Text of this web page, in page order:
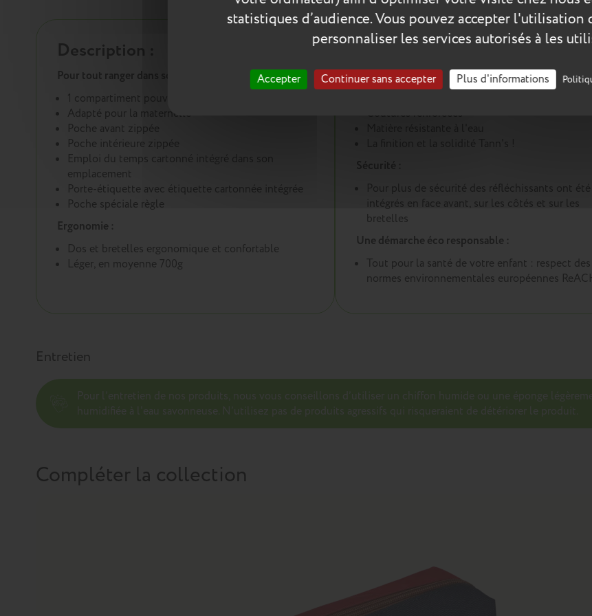
statistiques d’audience. Vous pouvez accepter l'utilisation
personnaliser les services autorisés à les
Accepter Continuer sans accepter Plus d'informations
Description :
Pour tout ranger dans son cartable :
1 compartiment pouvant accueillir les cahiers A4
Adapté pour la maternelle
Poche avant zippée
Poche intérieure zippée
Emploi du temps cartonné intégré dans son
emplacement
Porte-étiquette avec étiquette cartonnée intégrée
Poche spéciale règle
Ergonomie :
Dos et bretelles ergonomique et confortable
Léger, en moyenne 700g
Les plus du produit :
Un cartable conçu pour durer :
Coutures renforcées
Pour plus de sécurité des réfléchissants ont été
intégrés en face avant, sur les côtés et sur les
bretelles
Une démarche éco responsable :
Tout pour la santé de votre enfant : respect des
normes environnementales européennes
Entretien
Compléter la collection